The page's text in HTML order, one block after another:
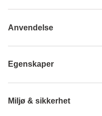
Anvendelse
Egenskaper
Miljø & sikkerhet